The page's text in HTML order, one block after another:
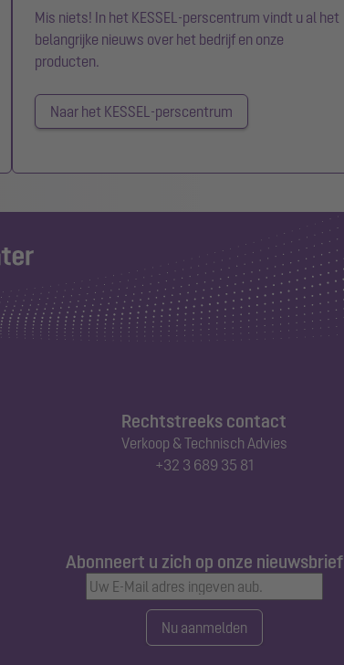
Mis niets! In het KESSEL-perscentrum vindt u al het
belangrijke nieuws over het bedrijf en onze
producten.
Naar het KESSEL-perscentrum
Rechtstreeks contact
Verkoop & Technisch Advies
+32 3 689 35 81
Abonneert u zich op onze nieuwsbrief
Nu aanmelden